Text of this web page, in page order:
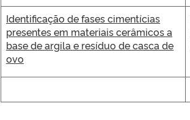
Identificação de fases cimentícias
presentes em materiais cerâmicos a
base de argila e resíduo de casca de
ovo